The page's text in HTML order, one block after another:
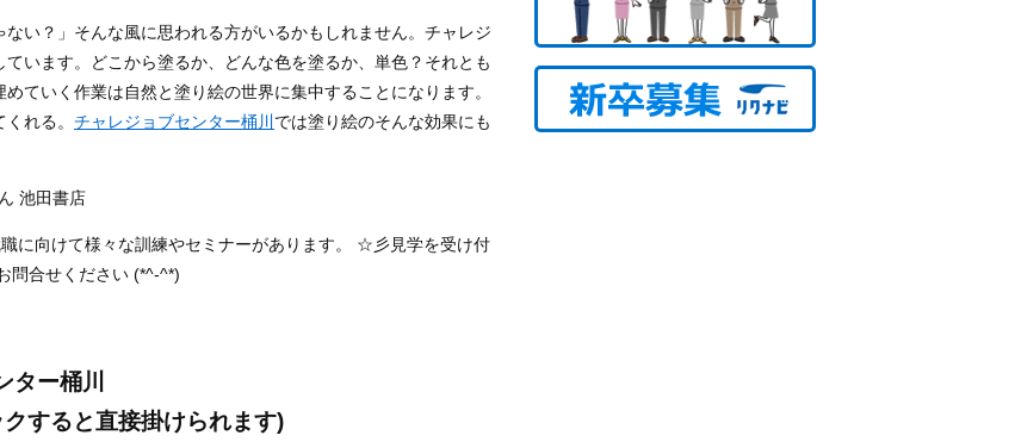
い？」そんな風に思われる方がいるかもしれません。チャレジ
います。どこから塗るか、どんな色を塗るか、単色？それとも
ていく作業は自然と塗り絵の世界に集中することになります。
れる。 チャレジョブセンター桶川 では塗り絵のそんな効果にも
池田書店
に向けて様々な訓練やセミナーがあります。 ☆彡見学を受け付
問合せください (*^-^*)
ター桶川
クすると直接掛けられます)